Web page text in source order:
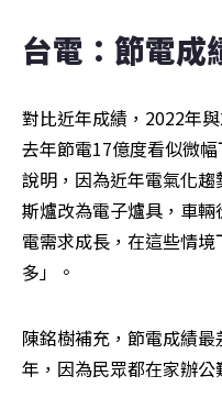
台電：節電成
對比近年成績，2022年
去年節電17億度看似微
說明，因為近年電氣化
斯爐改為電子爐具，車
電需求成長，在這些情
多」。
陳銘樹補充，節電成績
年，因為民眾都在家辦公